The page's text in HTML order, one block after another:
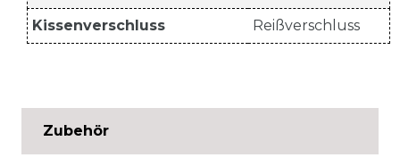
Kissenverschluss Reißverschluss
Zubehör